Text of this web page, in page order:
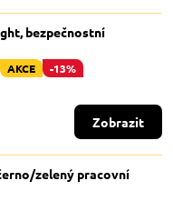
bezpečnostní
AKCE -13%
Zobrazit
černo/zelený pracovní